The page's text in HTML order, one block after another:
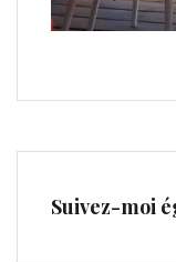
Suivez-moi